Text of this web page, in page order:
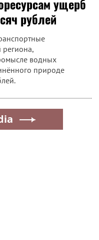
ущерб
рублей
водных
природе